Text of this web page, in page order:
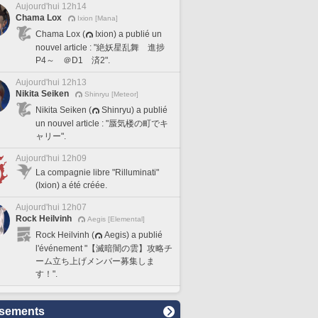
Aujourd'hui 12h14
Chama Lox
Ixion [Mana]
Chama Lox (
Ixion) a publié un
nouvel article : "絶妖星乱舞 進捗
P4～ ＠D1 済2".
Aujourd'hui 12h13
Nikita Seiken
Shinryu [Meteor]
Nikita Seiken (
Shinryu) a publié
un nouvel article : "蜃気楼の町でキ
ャリー".
Aujourd'hui 12h09
La compagnie libre "Rilluminati"
(Ixion) a été créée.
Aujourd'hui 12h07
Rock Heilvinh
Aegis [Elemental]
Rock Heilvinh (
Aegis) a publié
l'événement "【滅暗闇の雲】攻略チ
ーム立ち上げメンバー募集しま
す！".